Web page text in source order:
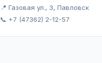
📍 Газовая ул., 3, Павловск
📞 +7 (47362) 2-12-57